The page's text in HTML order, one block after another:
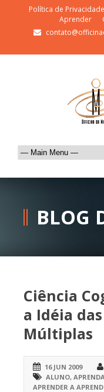
Política de Privacidade
Aprender
BLOG
Ciência
a Idéia
Múltiplas
16 JUN 2009
ALUNO,
APRENDER A